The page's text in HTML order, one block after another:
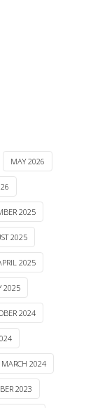
MAY 2026
2025
2025
2025
2025
2024
MARCH 2024
2023